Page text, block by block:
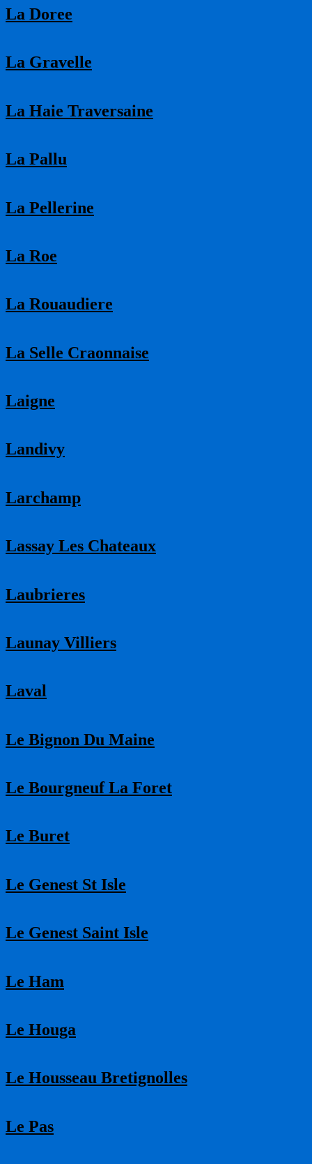
La Doree
La Gravelle
La Haie Traversaine
La Pallu
La Pellerine
La Roe
La Rouaudiere
La Selle Craonnaise
Laigne
Landivy
Larchamp
Lassay Les Chateaux
Laubrieres
Launay Villiers
Laval
Le Bignon Du Maine
Le Bourgneuf La Foret
Le Buret
Le Genest St Isle
Le Genest Saint Isle
Le Ham
Le Houga
Le Housseau Bretignolles
Le Pas